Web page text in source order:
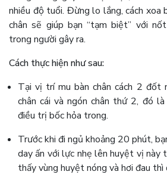
nhiều độ tuổi. Đừng lo lắng, cách xoa
chân sẽ giúp bạn “tạm biệt” với
trong người gây ra.
Cách thực hiện như sau:
Tại vị trí mu bàn chân cách 2 đốt
chân cái và ngón chân thứ 2, đó
điều trị bốc hỏa trong.
Trước khi đi ngủ khoảng 20 phút,
day ấn với lực nhẹ lên huyệt vị này
thấy vùng huyệt nóng và hơi đau thì